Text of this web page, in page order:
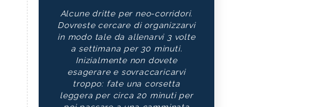
Alcune dritte per neo-corridori.
Dovreste cercare di organizzarvi
in modo tale da allenarvi 3 volte
a settimana per 30 minuti.
Inizialmente non dovete
esagerare e sovraccaricarvi
troppo: fate una corsetta
leggera per circa 20 minuti per